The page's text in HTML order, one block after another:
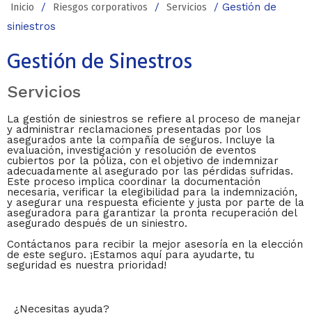
Inicio / Riesgos corporativos / Servicios
/ Gestión de
siniestros
Gestión de Sinestros
Servicios
La gestión de siniestros se refiere al proceso de manejar
y administrar reclamaciones presentadas por los
asegurados ante la compañía de seguros. Incluye la
evaluación, investigación y resolución de eventos
cubiertos por la póliza, con el objetivo de indemnizar
adecuadamente al asegurado por las pérdidas sufridas.
Este proceso implica coordinar la documentación
necesaria, verificar la elegibilidad para la indemnización,
y asegurar una respuesta eficiente y justa por parte de la
aseguradora para garantizar la pronta recuperación del
asegurado después de un siniestro.
Contáctanos para recibir la mejor asesoría en la elección
de este seguro. ¡Estamos aquí para ayudarte, tu
seguridad es nuestra prioridad!
¿Necesitas ayuda?